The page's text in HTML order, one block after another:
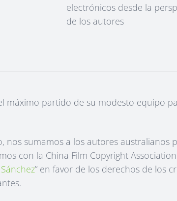
electrónicos desde la
de los autores
máximo partido de su modesto equipo
nos sumamos a los autores
con la China Film Copyright
” en favor de los derechos de los